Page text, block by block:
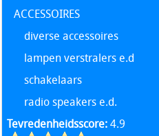
ACCESSOIRES
diverse accessoires
lampen verstralers e.d
schakelaars
radio speakers e.d.
Tevredenheidsscore:4.9